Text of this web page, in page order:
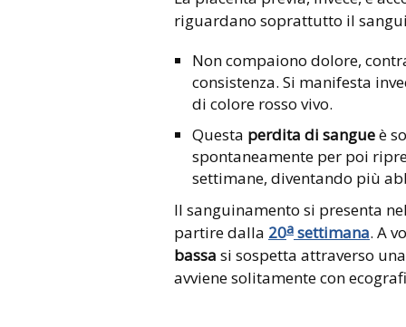
riguardano soprattutto il
Non compaiono dolore,
consistenza. Si manifesta
di colore rosso vivo.
Questa perdita di sangueè
spontaneamente per poi
settimane, diventando più
Il sanguinamento si presenta
partire dalla 20a settimana. A
bassa si sospetta attraverso
avviene solitamente con